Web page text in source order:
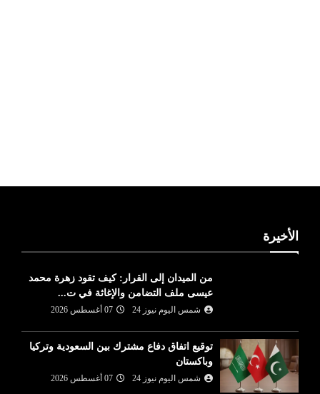
الأخيرة
من الميدان إلى القرار: كيف تقود زهرة محمد
عيسى ملف التضامن والإغاثة في ت...
شمس اليوم نيوز 24 07 أغسطس 2026
توقيع اتفاق دفاع مشترك بين السعودية وتركيا
وباكستان
شمس اليوم نيوز 24 07 أغسطس 2026